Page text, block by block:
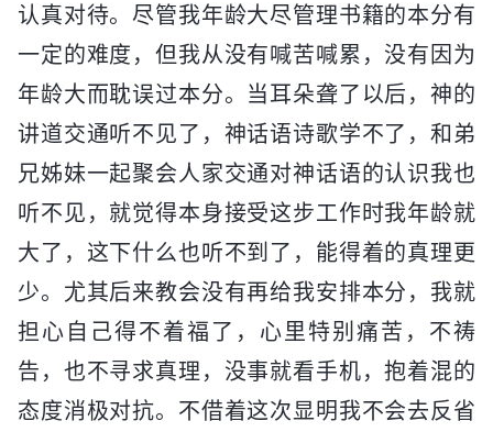
认真对待。尽管我年龄大尽管理书籍的本分有
一定的难度，但我从没有喊苦喊累，没有因为
年龄大而耽误过本分。当耳朵聋了以后，神的
讲道交通听不见了，神话语诗歌学不了，和弟
兄姊妹一起聚会人家交通对神话语的认识我也
听不见，就觉得本身接受这步工作时我年龄就
大了，这下什么也听不到了，能得着的真理更
少。尤其后来教会没有再给我安排本分，我就
担心自己得不着福了，心里特别痛苦，不祷
告，也不寻求真理，没事就看手机，抱着混的
态度消极对抗。不借着这次显明我不会去反省